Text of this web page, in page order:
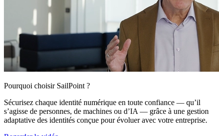
Pourquoi choisir SailPoint ?
Sécurisez chaque identité numérique en toute confiance — qu’il
s’agisse de personnes, de machines ou d’IA — grâce à une gestion
adaptative des identités conçue pour évoluer avec votre entreprise.